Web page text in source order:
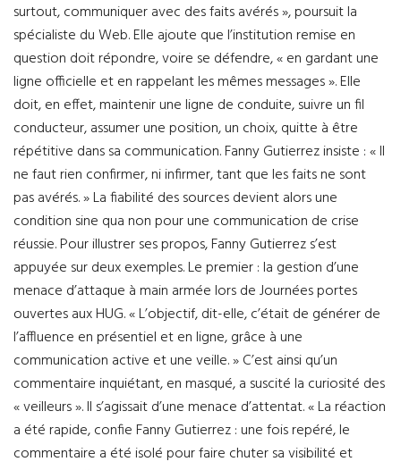
surtout, communiquer avec des faits avérés », poursuit la
spécialiste du Web. Elle ajoute que l’institution remise en
question doit répondre, voire se défendre, « en gardant une
ligne officielle et en rappelant les mêmes messages ». Elle
doit, en effet, maintenir une ligne de conduite, suivre un fil
conducteur, assumer une position, un choix, quitte à être
répétitive dans sa communication. Fanny Gutierrez insiste : « Il
ne faut rien confirmer, ni infirmer, tant que les faits ne sont
pas avérés. » La fiabilité des sources devient alors une
condition sine qua non pour une communication de crise
réussie. Pour illustrer ses propos, Fanny Gutierrez s’est
appuyée sur deux exemples. Le premier : la gestion d’une
menace d’attaque à main armée lors de Journées portes
ouvertes aux HUG. « L’objectif, dit-elle, c’était de générer de
l’affluence en présentiel et en ligne, grâce à une
communication active et une veille. » C’est ainsi qu’un
commentaire inquiétant, en masqué, a suscité la curiosité des
« veilleurs ». Il s’agissait d’une menace d’attentat. « La réaction
a été rapide, confie Fanny Gutierrez : une fois repéré, le
commentaire a été isolé pour faire chuter sa visibilité et